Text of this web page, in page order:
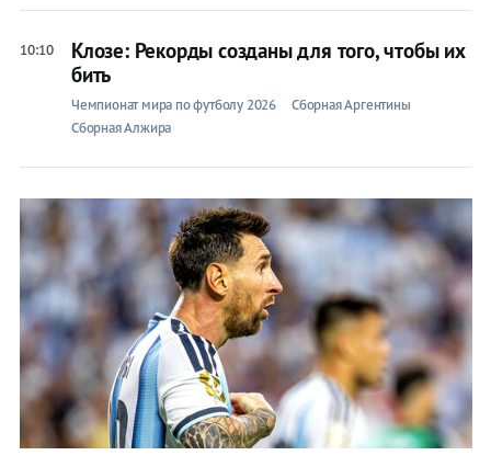
10:10
Клозе: Рекорды созданы для того, чтобы их
бить
Чемпионат мира по футболу 2026
Сборная Аргентины
Сборная Алжира